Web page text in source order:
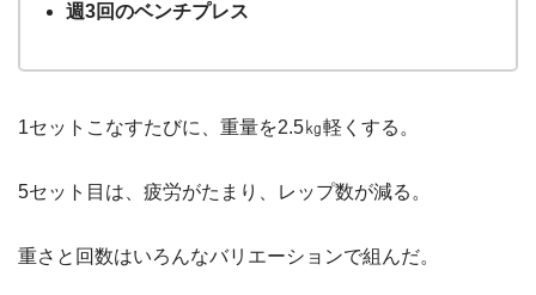
週3回のベンチプレス
1セットこなすたびに、重量を2.5㎏軽くする。
5セット目は、疲労がたまり、レップ数が減る。
重さと回数はいろんなバリエーションで組んだ。